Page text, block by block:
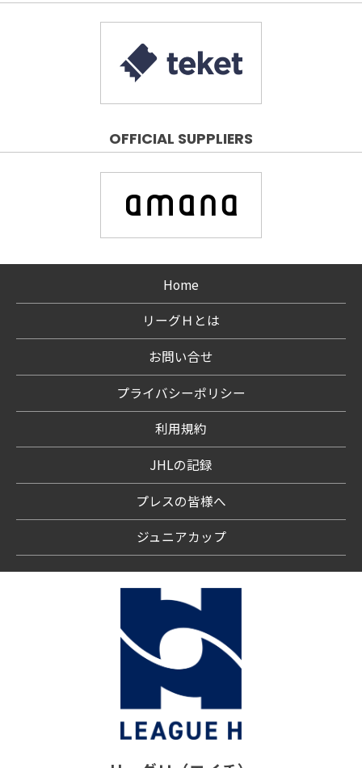
OFFICIAL SUPPLIERS
Home
リーグＨとは
お問い合せ
プライバシーポリシー
利用規約
JHLの記録
プレスの皆様へ
ジュニアカップ